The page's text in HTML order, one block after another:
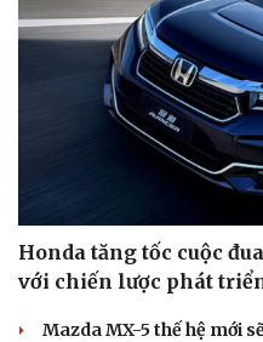
Honda tăng tốc cuộc
với chiến lược phát
Mazda MX-5 thế hệ mới